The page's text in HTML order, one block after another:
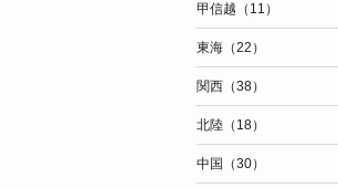
甲信越（11）
東海（22）
関西（38）
北陸（18）
中国（30）